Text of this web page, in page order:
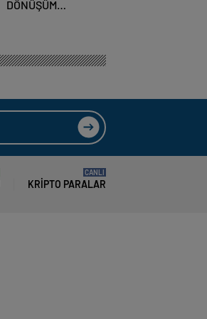
DÖNÜŞÜM
KRIPTO PARALAR
CANLI